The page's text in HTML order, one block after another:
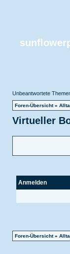
Unbeantwortete
Foren-Übersicht»
Virtueller
Anmelden
Foren-Übersicht»